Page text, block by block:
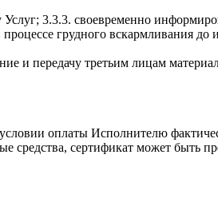
3.3.3. своевременно
грудного вскармливания до
и передачу третьим лицам
оплаты Исполнителю
сертификат может быть